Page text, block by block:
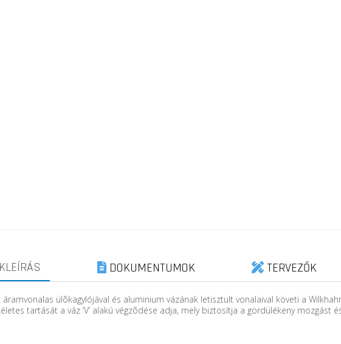
DOKUMENTUMOK TERVEZŐK
áramvonalas ülõkagylójával és aluminium vázának letisztult vonalaival követi a
tartását a váz ’V’ alakú végzõdése adja, mely biztosítja a gördülékeny mozgást